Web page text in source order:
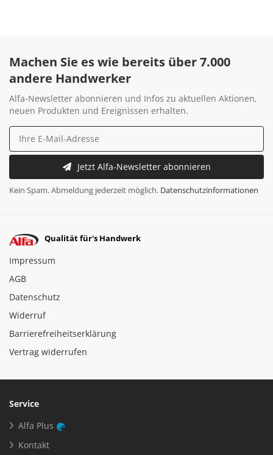
Machen Sie es wie bereits über 7.000
andere Handwerker
Alfa-Newsletter abonnieren und Infos zu aktuellen Aktionen,
neuen Produkten und Ereignissen erhalten.
Jetzt Alfa-Newsletter abonnieren
Kein Spam. Abmeldung jederzeit möglich. Datenschutzinformationen
Qualität für's Handwerk
Impressum
AGB
Datenschutz
Widerruf
Barrierefreiheitserklärung
Vertrag widerrufen
Service
Alfa Plus
Kontakt